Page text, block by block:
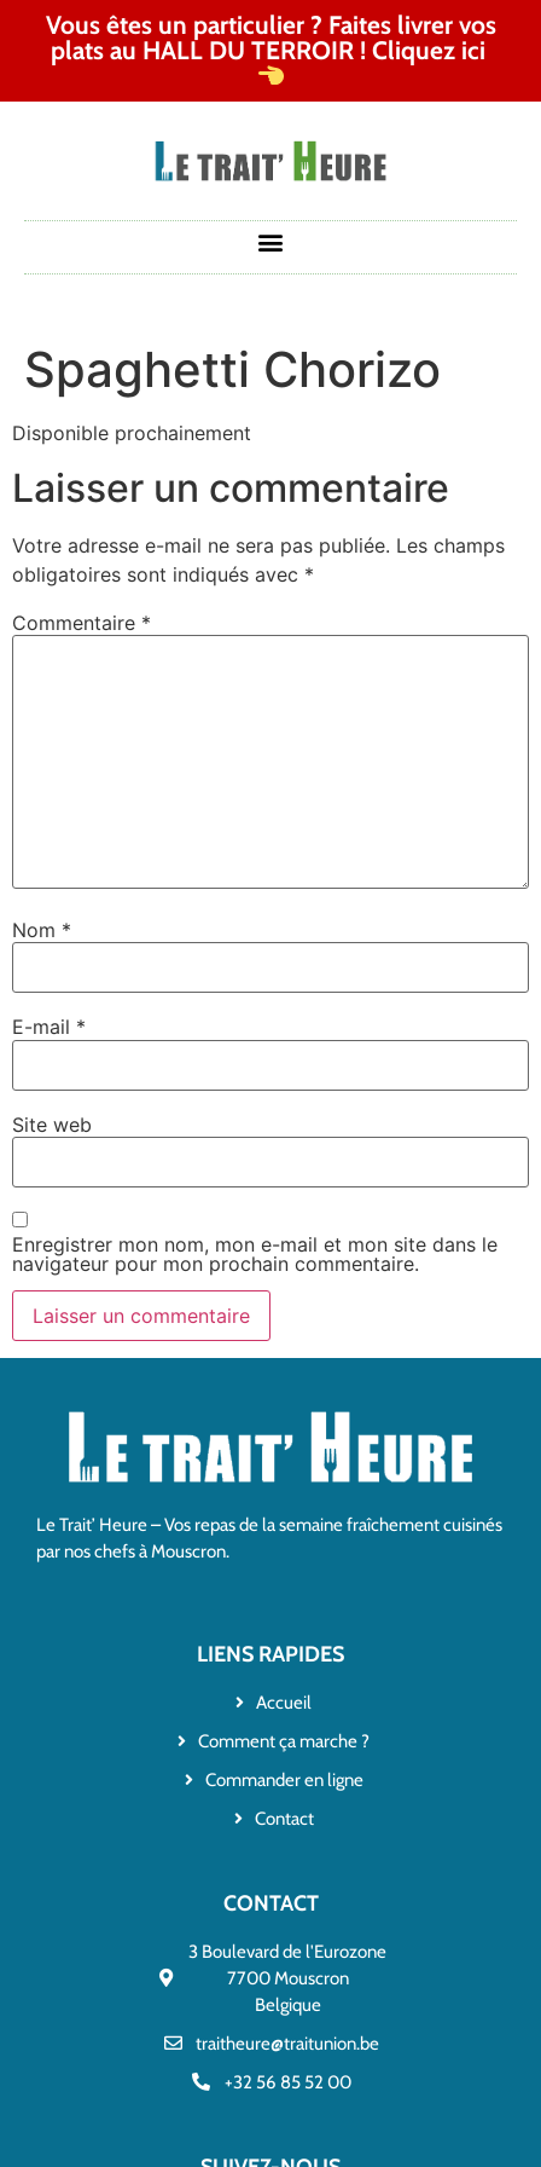
Vous êtes un particulier ? Faites livrer vos
plats au HALL DU TERROIR ! Cliquez ici
Spaghetti Chorizo
Disponible prochainement
Laisser un commentaire
Votre adresse e-mail ne sera pas publiée. Les champs
obligatoires sont indiqués avec *
Commentaire *
Nom *
E-mail *
Site web
Enregistrer mon nom, mon e-mail et mon site dans le
navigateur pour mon prochain commentaire.
Le Trait’ Heure – Vos repas de la semaine fraîchement cuisinés
par nos chefs à Mouscron.
LIENS RAPIDES
Accueil
Comment ça marche ?
Commander en ligne
Contact
CONTACT
3 Boulevard de l'Eurozone
7700 Mouscron
Belgique
traitheure@traitunion.be
+32 56 85 52 00